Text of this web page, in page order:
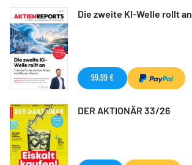
Die zweite KI-Welle rollt an
99,99 €
DER AKTIONÄR 33/26